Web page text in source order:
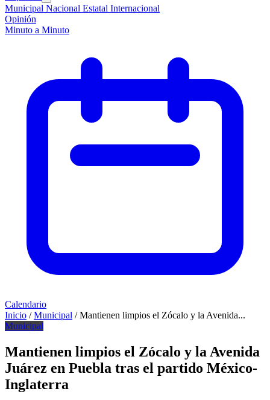
Municipal Nacional Estatal Internacional
Opinión
Minuto a Minuto
Calendario
Inicio / Municipal / Mantienen limpios el Zócalo y la Avenida...
Municipal
Mantienen limpios el Zócalo y la Avenida
Juárez en Puebla tras el partido México-
Inglaterra